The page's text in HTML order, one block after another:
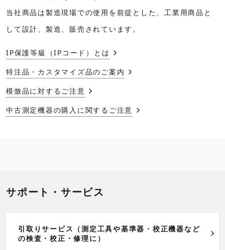
当社商品は製造現場での使用を前提とした、工業用商品と
して設計、製造、販売されています。
IP保護等級（IPコード）とは
特注品・カスタマイズ品のご案内
模倣品に対するご注意
中古測定機器の購入に関するご注意
サポート・サービス
引取りサービス（測定工具や基準器・校正機器など
の検査・校正・修理に）